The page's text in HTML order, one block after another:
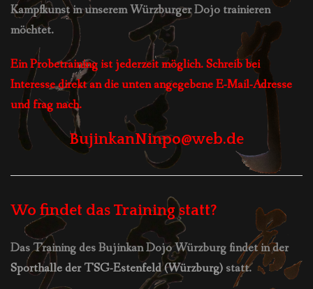
Kampfkunst in unserem Würzburger Dojo trainieren
möchtet.
Ein Probetraining ist jederzeit möglich.Schreib bei
Interesse direkt an die unten angegebene E-Mail-Adresse
und frag nach.
BujinkanNinpo@web.de
Wo findet das Training statt?
Das Training des Bujinkan Dojo Würzburg findet in der
Sporthalle der TSG-Estenfeld (Würzburg)statt.